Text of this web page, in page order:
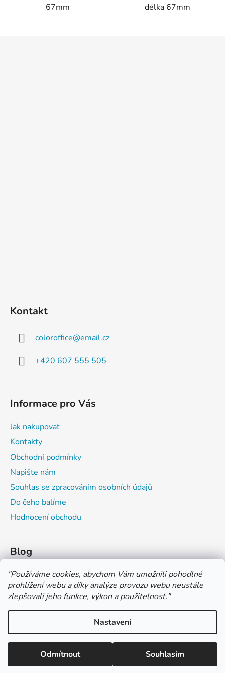
"Používáme cookies, abychom Vám umožnili pohodlné
prohlížení webu a díky analýze provozu webu neustále
zlepšovali jeho funkce, výkon a použitelnost."
Nastavení
Odmítnout Souhlasím
*** TUČNĚ ZVÝRAZNĚNÁ CENA U PRODUKTU JE CENA BEZ DPH
*** Vážení zákazníci, pokud při objednávce zvolíte platbu "PLATBA
NA FAKTURU (PLATBA PŘEDEM)" NEPLAŤTE prosím za zboží
ihned po ukončení objednávky. PLATEBNÍ ÚDAJE VÁM BUDOU
67mm
délka 67mm
Kontakt
coloroffice@email.cz
+420 607 555 505
Informace pro Vás
Jak nakupovat
Kontakty
Obchodní podmínky
Napište nám
Souhlas se zpracováním osobních údajů
Do čeho balíme
Hodnocení obchodu
Blog
Čím můžeš psát do sešitu?
Jak na číslování sešitů
Značení tvrdosti grafitových tužek
Vytvořil Shoptet
Copyright 2026COLOR OFFICE s.r.o.. Všechna práva
vyhrazena.Upravit nastavení cookies